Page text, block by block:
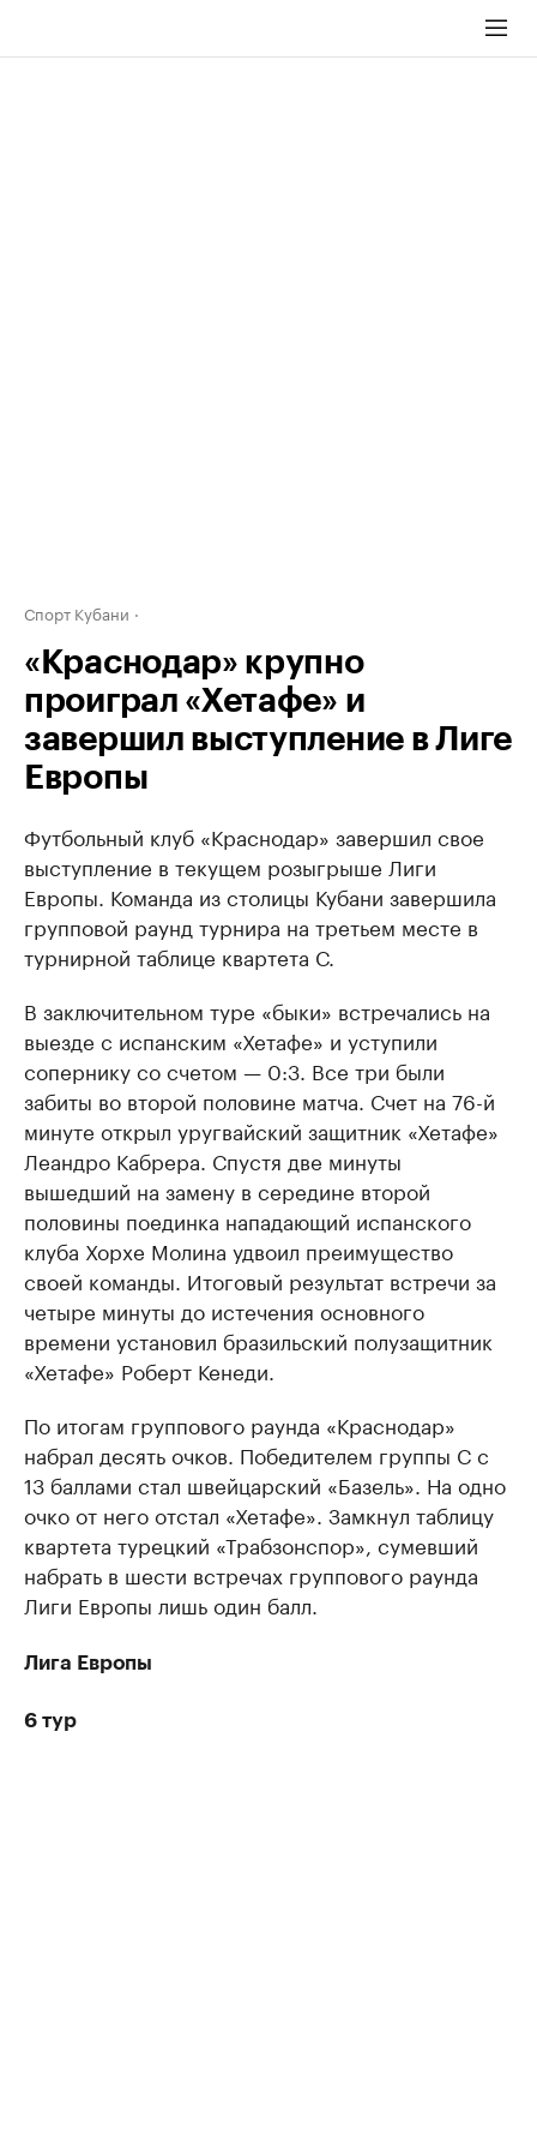
Спорт Кубани
«Краснодар» крупно
проиграл «Хетафе» и
завершил выступление в Лиге
Европы
Футбольный клуб «Краснодар» завершил свое
выступление в текущем розыгрыше Лиги
Европы. Команда из столицы Кубани завершила
групповой раунд турнира на третьем месте в
турнирной таблице квартета С.
В заключительном туре «быки» встречались на
выезде с испанским «Хетафе» и уступили
сопернику со счетом — 0:3. Все три были
забиты во второй половине матча. Счет на 76-й
минуте открыл уругвайский защитник «Хетафе»
Леандро Кабрера. Спустя две минуты
вышедший на замену в середине второй
половины поединка нападающий испанского
клуба Хорхе Молина удвоил преимущество
своей команды. Итоговый результат встречи за
четыре минуты до истечения основного
времени установил бразильский полузащитник
«Хетафе» Роберт Кенеди.
По итогам группового раунда «Краснодар»
набрал десять очков. Победителем группы С с
13 баллами стал швейцарский «Базель». На одно
очко от него отстал «Хетафе». Замкнул таблицу
квартета турецкий «Трабзонспор», сумевший
набрать в шести встречах группового раунда
Лиги Европы лишь один балл.
Лига Европы
6 тур